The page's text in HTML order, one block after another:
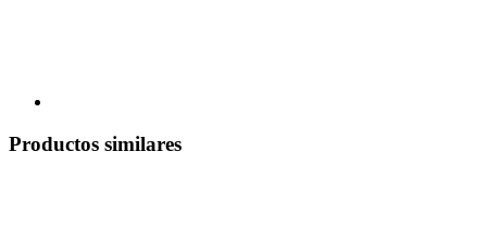
Productos similares